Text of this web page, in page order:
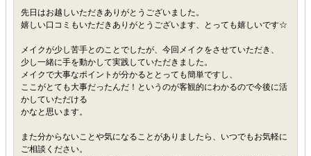
先日はお越しいただきありがとうございました。
嬉しい口コミもいただきありがとうございます、とっても嬉しいです☆
メイクが少し苦手とのことでしたが、今回メイクをさせていただき、
少し一緒に手を動かして実践していただきました。
メイクで大事なポイントが分かるととっても簡単ですし、
ここがとても大事だったんだ！というのが客観的にわかるので今後に活
かしていただける
かなと思います。
また分からないことや気になることがありましたら、いつでもお気軽に
ご相談ください。